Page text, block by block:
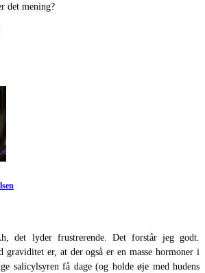
det mening?
det lyder frustrerende. Det forstår jeg godt.
graviditet er, at der også er en masse hormoner i
salicylsyren få dage (og holde øje med hudens